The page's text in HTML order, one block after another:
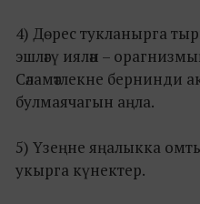
4) Дөрес тукланырга
эшләгү иялән –
Сәламәтлекне бернинди
булмаячагын аңла.
5) Үзеңне яңалыкка
укырга күнектер.